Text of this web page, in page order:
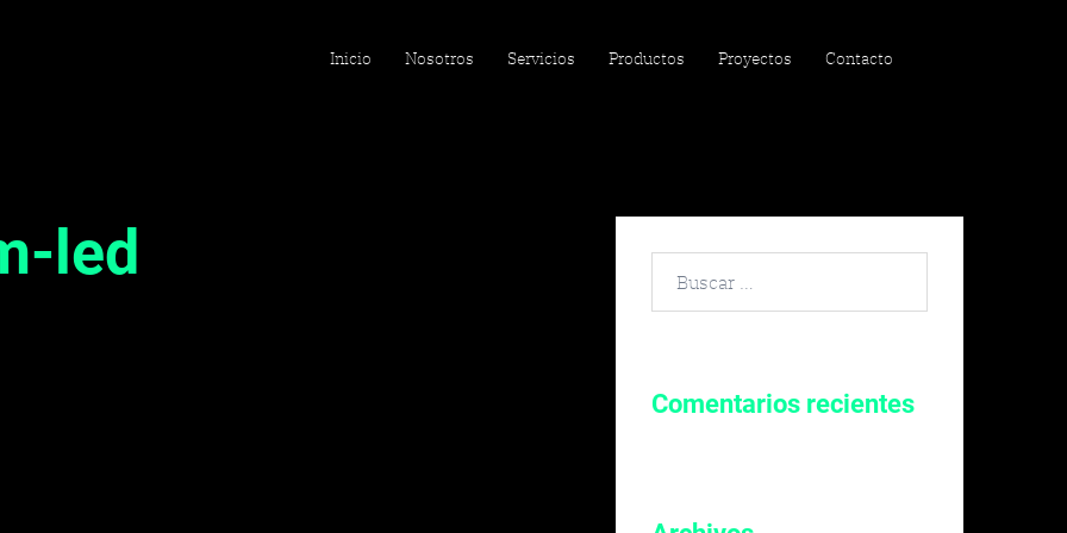
Inicio Nosotros Servicios Productos Proyectos Contacto
led
por:
Comentarios recientes